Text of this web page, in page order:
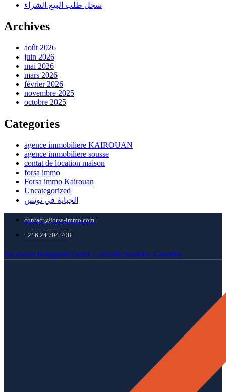
سجل طلب البيع-الشراء
Archives
août 2026
juin 2026
mai 2026
mars 2026
février 2026
novembre 2025
octobre 2025
Categories
agence immobiliere KAIROUAN
agence immobiliere sousse
contat de location maison
forsa immo
Forsa immo Kairouan
Uncategorized
الجباية في تونس
contact@forsa-immo.com
+216 24 704 708
Facebook Instagram Tiktok Linkedin Youtube X-twitter